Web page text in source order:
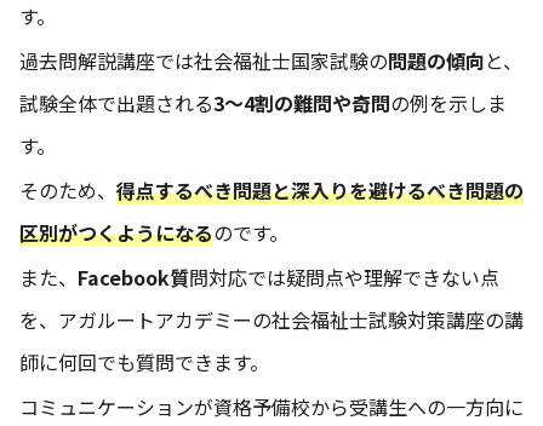
す。
過去問解説講座では社会福祉士国家試験の問題の傾向と、
試験全体で出題される3～4割の難問や奇問の例を示しま
す。
そのため、 得点するべき問題と深入りを避けるべき問題の
区別がつくようになるのです。
また、 Facebook質問対応では疑問点や理解できない点
を、アガルートアカデミーの社会福祉士試験対策講座の講
師に何回でも質問できます。
コミュニケーションが資格予備校から受講生への一方向に